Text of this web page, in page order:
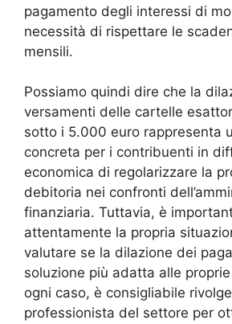
pagamento degli interessi di
necessità di rispettare le
mensili.
Possiamo quindi dire che la
versamenti delle cartelle
sotto i 5.000 euro rappresenta
concreta per i contribuenti in
economica di regolarizzare la
debitoria nei confronti
finanziaria. Tuttavia, è
attentamente la propria
valutare se la dilazione dei
soluzione più adatta alle
ogni caso, è consigliabile
professionista del settore per